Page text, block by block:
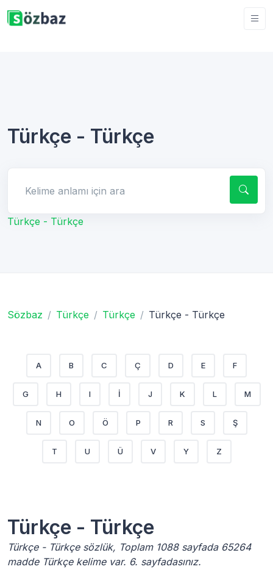
Türkçe - Türkçe
Türkçe - Türkçe
Sözbaz Türkçe Türkçe Türkçe - Türkçe
A B C Ç D E F
G H I İ J K L M
N O Ö P R S Ş
T U Ü V Y Z
Türkçe - Türkçe
Türkçe - Türkçe sözlük, Toplam 1088 sayfada 65264
madde Türkçe kelime var. 6. sayfadasınız.